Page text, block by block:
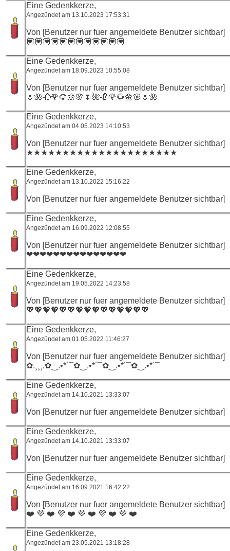
Eine Gedenkkerze,
Angezündet am 13.10.2023 17:53:31
Von [Benutzer nur fuer angemeldete Benutzer sichtbar]
💟💟💟💟💟💟💟💟💟💟💟💟
Eine Gedenkkerze,
Angezündet am 18.09.2023 10:55:08
Von [Benutzer nur fuer angemeldete Benutzer sichtbar]
🌷🌺🥀🌹🌻🌼🌸🌷🌺🥀🌹🌻🌼🌸🌷🌺
Eine Gedenkkerze,
Angezündet am 04.05.2023 14:10:53
Von [Benutzer nur fuer angemeldete Benutzer sichtbar]
★★★★★★★★★★★★★★★★★★★★★
Eine Gedenkkerze,
Angezündet am 13.10.2022 15:16:22
Von [Benutzer nur fuer angemeldete Benutzer sichtbar]
Eine Gedenkkerze,
Angezündet am 16.09.2022 12:08:55
Von [Benutzer nur fuer angemeldete Benutzer sichtbar]
❤❤❤❤❤❤❤❤❤❤❤❤❤❤❤
Eine Gedenkkerze,
Angezündet am 19.05.2022 14:23:58
Von [Benutzer nur fuer angemeldete Benutzer sichtbar]
💖💖💖💖💖💖💖💖💖💖💖💖💖💖💖
Eine Gedenkkerze,
Angezündet am 01.05.2022 11:46:27
Von [Benutzer nur fuer angemeldete Benutzer sichtbar]
✿.¸¸¸.✿‿.•*´¯✿‿.•*´¯✿‿.•*´¯✿‿.•*´¯
Eine Gedenkkerze,
Angezündet am 14.10.2021 13:33:07
Von [Benutzer nur fuer angemeldete Benutzer sichtbar]
Eine Gedenkkerze,
Angezündet am 14.10.2021 13:33:07
Von [Benutzer nur fuer angemeldete Benutzer sichtbar]
Eine Gedenkkerze,
Angezündet am 16.09.2021 16:42:22
Von [Benutzer nur fuer angemeldete Benutzer sichtbar]
❤️ 💜 ❤️ 💜 ❤️ 💜 ❤️ 💜 ❤️ 💜 ❤️
Eine Gedenkkerze,
Angezündet am 23.05.2021 13:18:28